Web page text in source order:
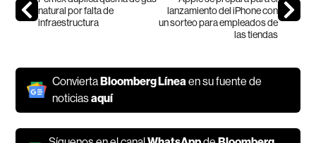
natural por falta de
infraestructura
lanzamiento del iPhone con
un sorteo para empleados de
las tiendas
ConviertaBloomberg Línea en su fuente de
noticiasaquí